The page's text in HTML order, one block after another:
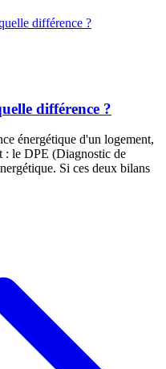
différence ?
énergétique d'un logement,
: le DPE (Diagnostic de
Si ces deux bilans